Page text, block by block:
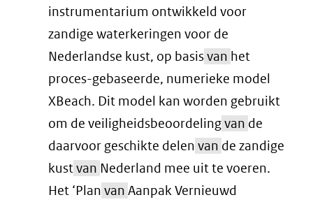
instrumentarium ontwikkeld voor
zandige waterkeringen voor de
Nederlandse kust, op basisvan het
proces-gebaseerde, numerieke model
XBeach. Dit model kan worden gebruikt
om de veiligheidsbeoordelingvan de
daarvoor geschikte delen van de zandige
kustvan Nederland mee uit te voeren.
Het ‘Plan van Aanpak Vernieuwd